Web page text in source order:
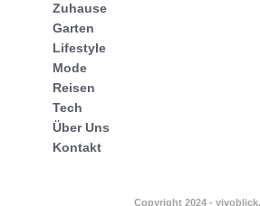
Zuhause
Garten
Lifestyle
Mode
Reisen
Tech
Über Uns
Kontakt
Copyright 2024 -